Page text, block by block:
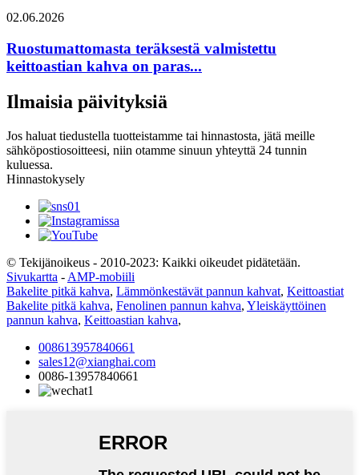
02.06.2026
Ruostumattomasta teräksestä valmistettu
keittoastian kahva on paras...
Ilmaisia ​​päivityksiä
Jos haluat tiedustella tuotteistamme tai hinnastosta, jätä meille
sähköpostiosoitteesi, niin otamme sinuun yhteyttä 24 tunnin
kuluessa.
Hinnastokysely
© Tekijänoikeus - 2010-2023: Kaikki oikeudet pidätetään.
Sivukartta - AMP-mobiili
Bakelite pitkä kahva, Lämmönkestävät pannun kahvat, Keittoastiat
Bakelite pitkä kahva, Fenolinen pannun kahva, Yleiskäyttöinen
pannun kahva, Keittoastian kahva,
008613957840661
sales12@xianghai.com
0086-13957840661